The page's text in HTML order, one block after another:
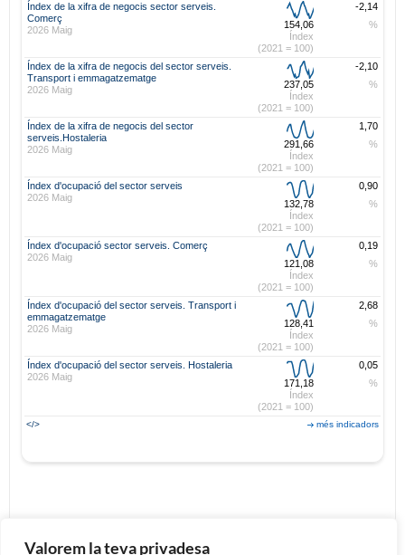
Valorem la teva privadesa
Índex de la xifra de negocis sector serveis.
Comerç
2026 Maig
154,06
Índex
(2021 = 100)
-2,14
%
Índex de la xifra de negocis del sector serveis.
Transport i emmagatzematge
2026 Maig
237,05
Índex
(2021 = 100)
-2,10
%
Índex de la xifra de negocis del sector
serveis.Hostaleria
2026 Maig
291,66
Índex
(2021 = 100)
1,70
%
Índex d'ocupació del sector serveis
2026 Maig
132,78
Índex
(2021 = 100)
0,90
%
Índex d'ocupació sector serveis. Comerç
2026 Maig
121,08
Índex
(2021 = 100)
0,19
%
Índex d'ocupació del sector serveis. Transport i
emmagatzematge
2026 Maig
128,41
Índex
(2021 = 100)
2,68
%
Índex d'ocupació del sector serveis. Hostaleria
2026 Maig
171,18
Índex
(2021 = 100)
0,05
%
</> més indicadors